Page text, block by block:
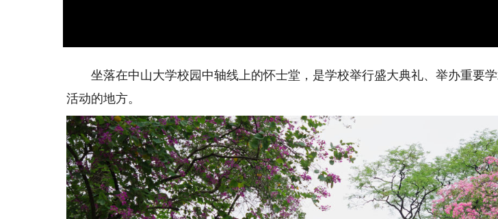
坐落在中山大学校园中轴线上的怀士堂，是学校举行盛大典礼、举办重要学
活动的地方。